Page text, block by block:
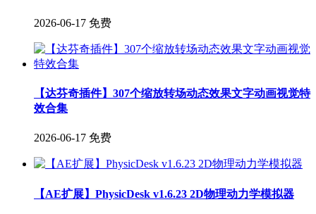
2026-06-17 免费
【达芬奇插件】307个缩放转场动态效果文字动画视觉特
效合集
2026-06-17 免费
【AE扩展】PhysicDesk v1.6.23 2D物理动力学模拟器